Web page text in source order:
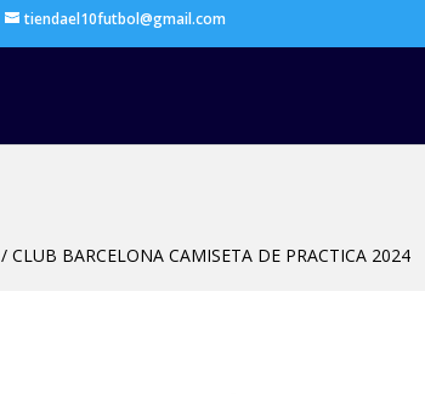
tiendael10futbol@gmail.com
/CLUB BARCELONA CAMISETA DE PRACTICA 2024